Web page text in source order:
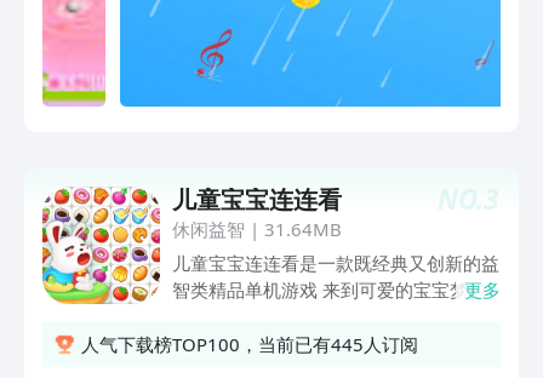
NO.3
儿童宝宝连连看
休闲益智 | 31.64MB
儿童宝宝连连看是一款既经典又创新的益
智类精品单机游戏 来到可爱的宝宝梦幻
趣自然，缤纷可口，水果连线，让我们一
更多
人气下载榜TOP100，当前已有445人订阅